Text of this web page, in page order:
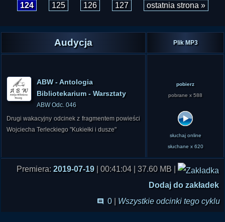
124 125 126 127 ostatnia strona »
Audycja Plik MP3
ABW - Antologia
Bibliotekarium - Warsztaty
ABW Odc. 046
Drugi wakacyjny odcinek z fragmentem powieści
Wojciecha Terleckiego "Kukiełki i dusze"
pobierz
pobrane x 588
słuchaj online
słuchane x 620
Premiera: 2019-07-19| 00:41:04 | 37.60 MB |
Dodaj do zakładek
0
Wszystkie odcinki tego cyklu